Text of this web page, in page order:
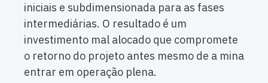
iniciais e subdimensionada para as fases
intermediárias. O resultado é um
investimento mal alocado que compromete
o retorno do projeto antes mesmo de a mina
entrar em operação plena.